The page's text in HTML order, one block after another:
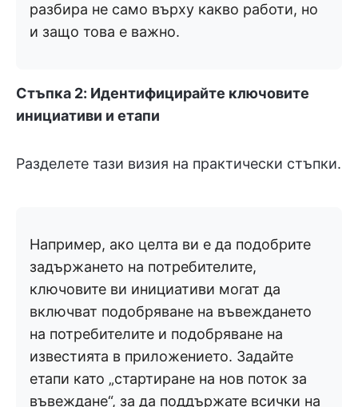
разбира не само върху какво работи, но
и защо това е важно.
Стъпка 2: Идентифицирайте ключовите
инициативи и етапи
Разделете тази визия на практически стъпки.
Например, ако целта ви е да подобрите
задържането на потребителите,
ключовите ви инициативи могат да
включват подобряване на въвеждането
на потребителите и подобряване на
известията в приложението. Задайте
етапи като „стартиране на нов поток за
въвеждане“, за да поддържате всички на